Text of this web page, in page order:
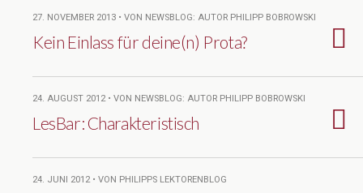
27. NOVEMBER 2013 • VON NEWSBLOG: AUTOR PHILIPP BOBROWSKI
Kein Einlass für deine(n) Prota?
24. AUGUST 2012 • VON NEWSBLOG: AUTOR PHILIPP BOBROWSKI
LesBar: Charakteristisch
24. JUNI 2012 • VON PHILIPPS LEKTORENBLOG